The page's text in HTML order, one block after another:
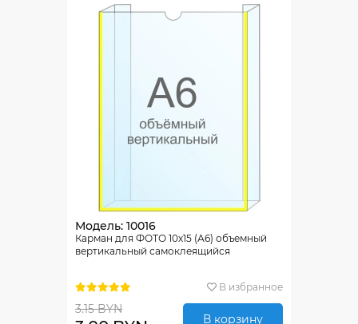
Модель: 10016
Карман для ФОТО 10х15 (А6) объемный
вертикальный самоклеящийся
В избранное
3.15 BYN
В корзину